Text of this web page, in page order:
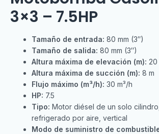
3×3 – 7.5HP
Tamaño de entrada: 80 mm (3″)
Tamaño de salida: 80 mm (3″)
Altura máxima de elevación (m): 20
Altura máxima de succión (m): 8 m
Flujo máximo (m³/h): 30 m³/h
HP: 7.5
Tipo: Motor diésel de un solo
refrigerado por aire, vertical
Modo de suministro de